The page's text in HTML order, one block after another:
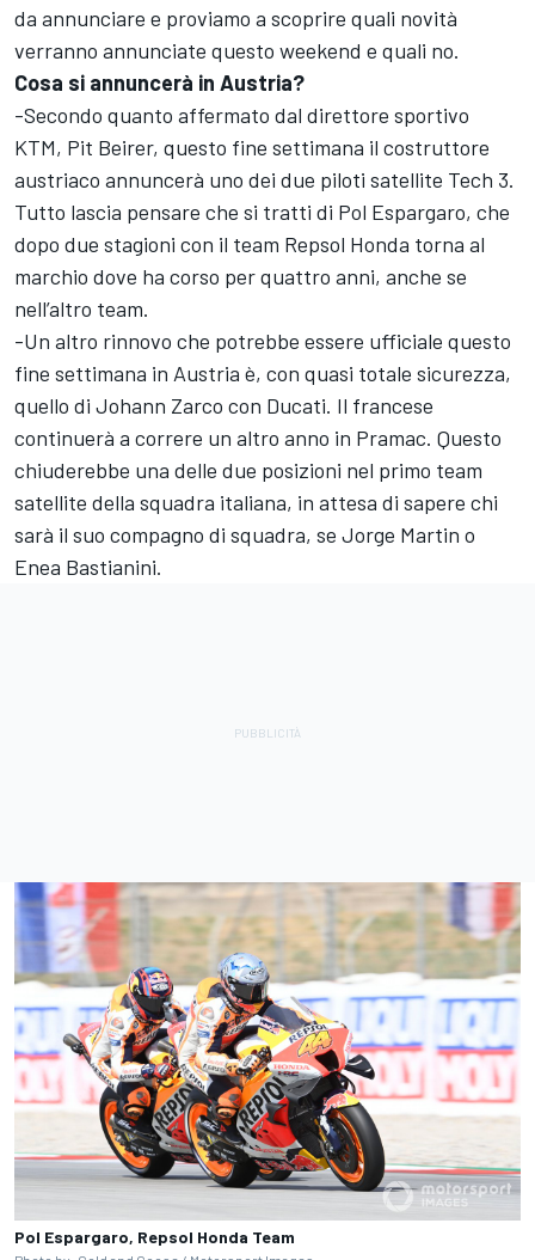
da annunciare e proviamo a scoprire quali novità
verranno annunciate questo weekend e quali no.
Cosa si annuncerà in Austria?
-Secondo quanto affermato dal direttore sportivo
KTM, Pit Beirer, questo fine settimana il costruttore
austriaco annuncerà uno dei due piloti satellite Tech 3.
Tutto lascia pensare che si tratti di Pol Espargaro, che
dopo due stagioni con il team Repsol Honda torna al
marchio dove ha corso per quattro anni, anche se
nell’altro team.
-Un altro rinnovo che potrebbe essere ufficiale questo
fine settimana in Austria è, con quasi totale sicurezza,
quello di Johann Zarco con Ducati. Il francese
continuerà a correre un altro anno in Pramac. Questo
chiuderebbe una delle due posizioni nel primo team
satellite della squadra italiana, in attesa di sapere chi
sarà il suo compagno di squadra, se Jorge Martin o
Enea Bastianini.
Pol Espargaro, Repsol Honda Team